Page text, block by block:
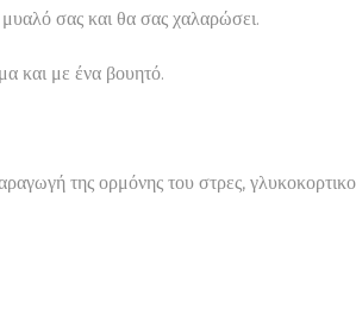
σας και θα σας χαλαρώσει.
και με ένα βουητό.
της ορμόνης του στρες,